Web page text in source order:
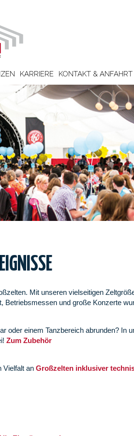
KARRIERE KONTAKT & ANFAHRT
Mit unseren vielseitigen
Betriebsmessen und große Konzerte
oder einem Tanzbereich abrunden? In
Zum Zubehör
Vielfalt an Großzelten inklusiver